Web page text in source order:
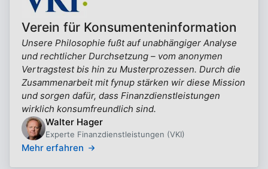
Verein für Konsumenteninformation
Unsere Philosophie fußt auf unabhängiger Analyse
und rechtlicher Durchsetzung – vom anonymen
Vertragstest bis hin zu Musterprozessen. Durch die
Zusammenarbeit mit fynup stärken wir diese Mission
und sorgen dafür, dass Finanzdienstleistungen
wirklich konsumfreundlich sind.
Walter Hager
Experte Finanzdienstleistungen (VKI)
Mehr erfahren